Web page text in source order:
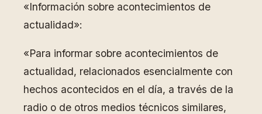
«Información sobre acontecimientos de
actualidad»:
«Para informar sobre acontecimientos de
actualidad, relacionados esencialmente con
hechos acontecidos en el día, a través de la
radio o de otros medios técnicos similares,